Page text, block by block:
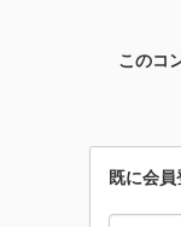
このコ
既に会